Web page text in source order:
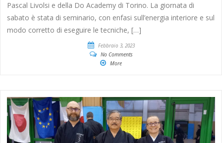
Pascal Livolsi e della Do Academy di Torino. La giornata di
sabato è stata di seminario, con enfasi sull’energia interiore e sul
modo corretto di eseguire le tecniche, […]
Febbraio 3, 2023
No Comments
More